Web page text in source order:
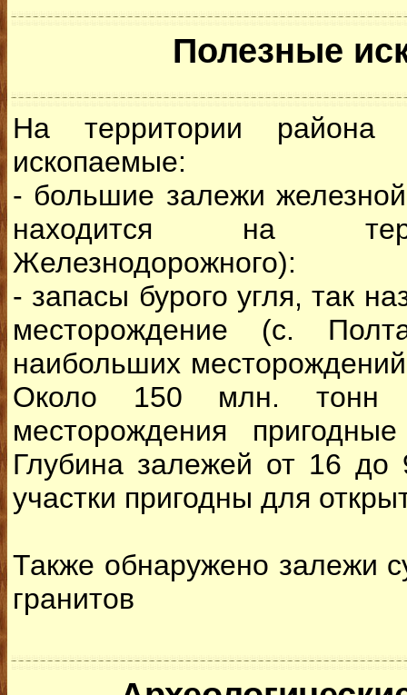
Полезные
На территории района
ископаемые:
- большие залежи
находится на
Железнодорожного):
- запасы бурого угля, так
месторождение (с.
наибольших
Около 150 млн. тонн
месторождения
Глубина залежей от 16
участки пригодны для
Также обнаружено залежи
гранитов